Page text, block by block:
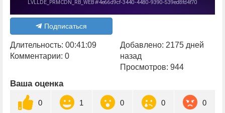
Подписаться
Длительность: 00:41:09
Комментарии: 0
Добавлено: 2175 дней
назад
Просмотров: 944
Ваша оценка
0 1 0 0 0